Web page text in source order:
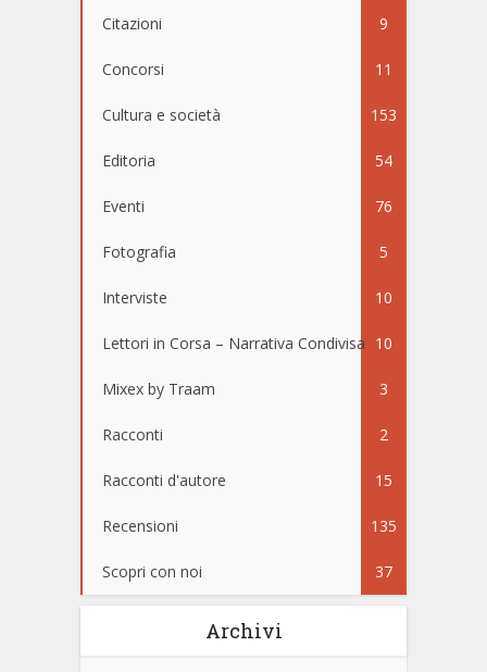
Citazioni 9
Concorsi 11
Cultura e società 153
Editoria 54
Eventi 76
Fotografia 5
Interviste 10
Lettori in Corsa – Narrativa Condivisa 10
Mixex by Traam 3
Racconti 2
Racconti d'autore 15
Recensioni 135
Scopri con noi 37
Archivi